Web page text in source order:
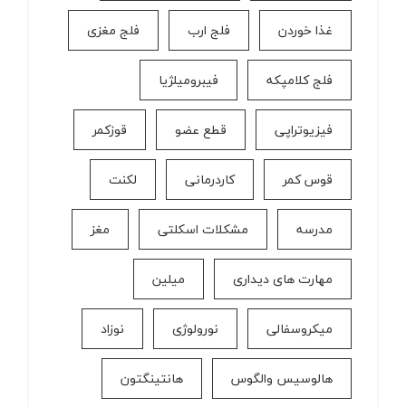
غذا خوردن فلج ارب فلج مغزی
فلج کلامپکه فیبرومیلژیا
فیزیوتراپی قطع عضو قوزکمر
قوس کمر كاردرمانی لکنت
مدرسه مشکلات اسکلتی مغز
مهارت های دیداری میلین
میکروسفالی نورولوژی نوزاد
هالوسیس والگوس هانتینگتون